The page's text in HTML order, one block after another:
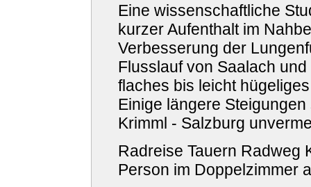
Eine wissenschaftliche
kurzer Aufenthalt im
Verbesserung der
Flusslauf von Saalach
flaches bis leicht
Einige längere
Krimml - Salzburg
Radreise Tauern Radweg
Person im Doppelzimmer